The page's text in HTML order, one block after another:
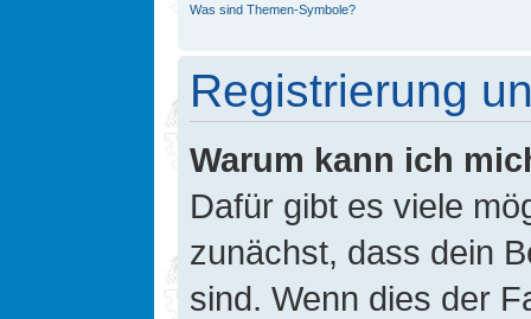
Was sind Themen-Symbole?
Registrierung
Warum kann ich
Dafür gibt es viele
zunächst, dass dein
sind. Wenn dies der